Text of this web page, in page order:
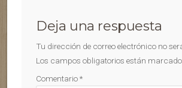
Deja una respuesta
Tu dirección de correo electrónico no
Los campos obligatorios están
Comentario*